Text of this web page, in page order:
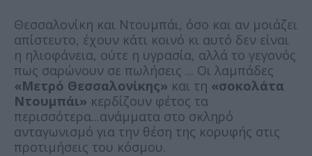
Θεσσαλονίκη και Ντουμπάι, όσο και αν μοιάζει
απίστευτο, έχουν κάτι κοινό κι αυτό δεν είναι
η ηλιοφάνεια, ούτε η υγρασία, αλλά το γεγονός
πως σαρώνουν σε πωλήσεις ... Οι λαμπάδες
«Μετρό Θεσσαλονίκης» και τη «σοκολάτα
Ντουμπάι» κερδίζουν φέτος τα
περισσότερα...ανάμματα στο σκληρό
ανταγωνισμό για την θέση της κορυφής στις
προτιμήσεις του κόσμου.